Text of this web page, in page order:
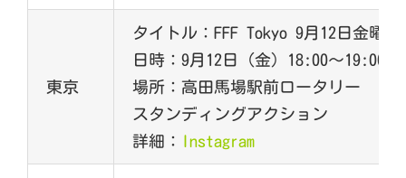
東京
タイトル：FFF Tokyo 9月12日金曜
日時：9月12日（金）18:00～19:00
場所：高田馬場駅前ロータリー
スタンディングアクション
詳細： Instagram